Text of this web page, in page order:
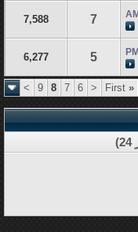
7
7,588
5
6,277
«
<
6
7
8
9
>